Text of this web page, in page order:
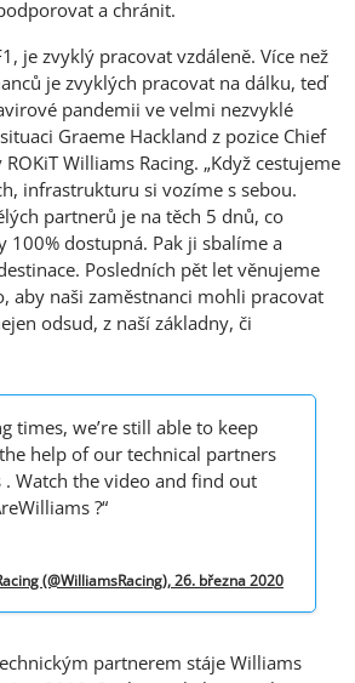
a chránit.
je zvyklý pracovat vzdáleně. Více než
je zvyklých pracovat na dálku, teď
pandemii ve velmi nezvyklé
Graeme Hackland z pozice Chief
Williams Racing. „Když cestujeme
infrastrukturu si vozíme s sebou.
partnerů je na těch 5 dnů, co
100% dostupná. Pak ji sbalíme a
Posledních pět let věnujeme
aby naši zaměstnanci mohli pracovat
odsud, z naší základny, či
times, we’re still able to keep
help of our technical partners
. Watch the video and find out
?“
(@WilliamsRacing), 26. března 2020
partnerem stáje Williams